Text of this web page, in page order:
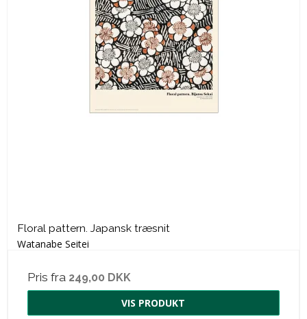
Floral pattern. Japansk træsnit
Watanabe Seitei
Pris fra 249,00 DKK
VIS PRODUKT